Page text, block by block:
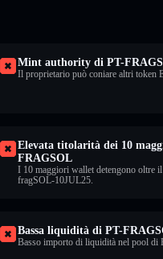
Mint authority di PT-
Il proprietario può coniare altri token
Elevata titolarità dei 10
FRAGSOL
I 10 maggiori wallet detengono oltre
fragSOL-10JUL25.
Bassa liquidità di PT-
Basso importo di liquidità nel pool di